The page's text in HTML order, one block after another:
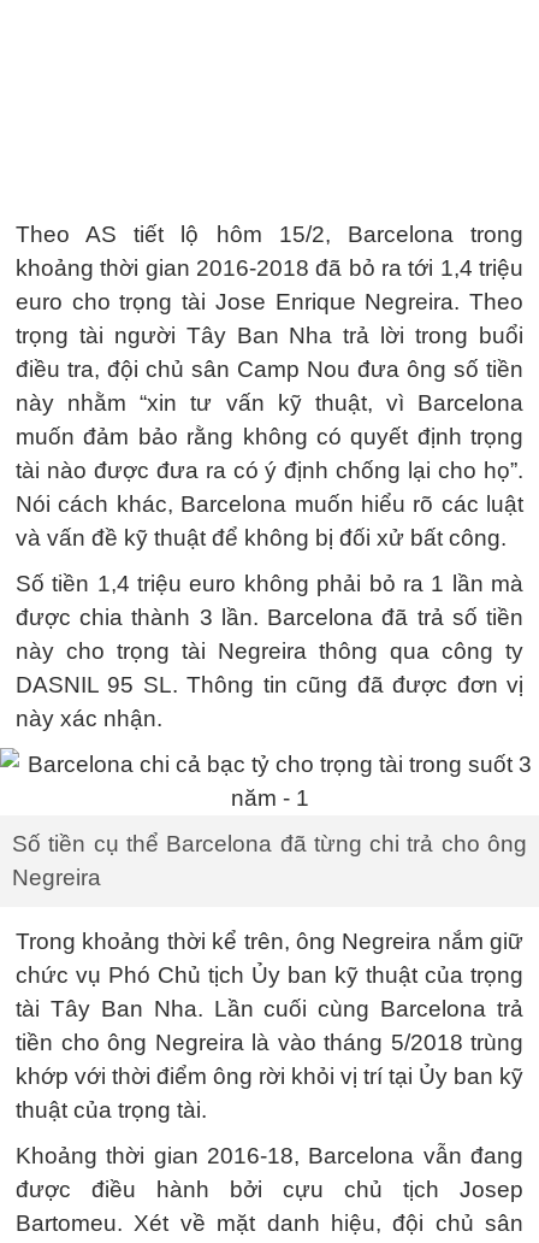
Theo AS tiết lộ hôm 15/2, Barcelona trong
khoảng thời gian 2016-2018 đã bỏ ra tới 1,4 triệu
euro cho trọng tài Jose Enrique Negreira. Theo
trọng tài người Tây Ban Nha trả lời trong buổi
điều tra, đội chủ sân Camp Nou đưa ông số tiền
này nhằm “xin tư vấn kỹ thuật, vì Barcelona
muốn đảm bảo rằng không có quyết định trọng
tài nào được đưa ra có ý định chống lại cho họ”.
Nói cách khác, Barcelona muốn hiểu rõ các luật
và vấn đề kỹ thuật để không bị đối xử bất công.
Số tiền 1,4 triệu euro không phải bỏ ra 1 lần mà
được chia thành 3 lần. Barcelona đã trả số tiền
này cho trọng tài Negreira thông qua công ty
DASNIL 95 SL. Thông tin cũng đã được đơn vị
này xác nhận.
Số tiền cụ thể Barcelona đã từng chi trả cho ông
Negreira
Trong khoảng thời kể trên, ông Negreira nắm giữ
chức vụ Phó Chủ tịch Ủy ban kỹ thuật của trọng
tài Tây Ban Nha. Lần cuối cùng Barcelona trả
tiền cho ông Negreira là vào tháng 5/2018 trùng
khớp với thời điểm ông rời khỏi vị trí tại Ủy ban kỹ
thuật của trọng tài.
Khoảng thời gian 2016-18, Barcelona vẫn đang
được điều hành bởi cựu chủ tịch Josep
Bartomeu. Xét về mặt danh hiệu, đội chủ sân